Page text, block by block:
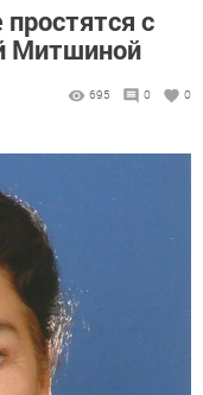
с
Митшиной
695 0 0